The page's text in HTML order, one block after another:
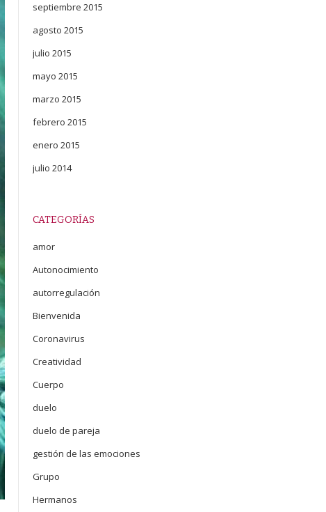
septiembre 2015
agosto 2015
julio 2015
mayo 2015
marzo 2015
febrero 2015
enero 2015
julio 2014
CATEGORÍAS
amor
Autonocimiento
autorregulación
Bienvenida
Coronavirus
Creatividad
Cuerpo
duelo
duelo de pareja
gestión de las emociones
Grupo
Hermanos